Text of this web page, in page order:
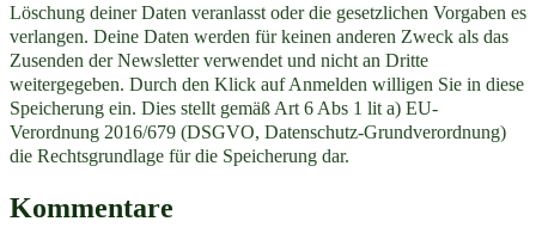
Löschung deiner Daten veranlasst oder die gesetzlichen Vorgaben es
verlangen. Deine Daten werden für keinen anderen Zweck als das
Zusenden der Newsletter verwendet und nicht an Dritte
weitergegeben. Durch den Klick auf Anmelden willigen Sie in diese
Speicherung ein. Dies stellt gemäß Art 6 Abs 1 lit a) EU-
Verordnung 2016/679 (DSGVO, Datenschutz-Grundverordnung)
die Rechtsgrundlage für die Speicherung dar.
Kommentare